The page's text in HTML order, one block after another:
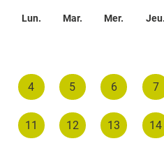
Lun. Mar. Mer. Jeu.
4 5 6 7
11 12 13 14